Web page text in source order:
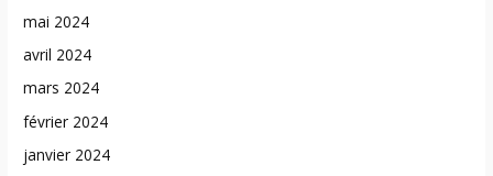
mai 2024
avril 2024
mars 2024
février 2024
janvier 2024